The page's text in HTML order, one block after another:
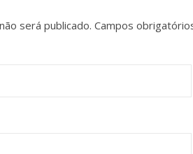
será publicado. Campos